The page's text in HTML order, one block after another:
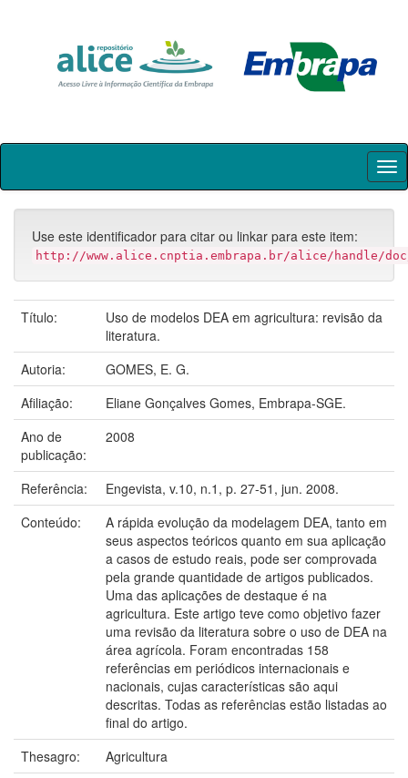
Skip
Use este identificador para citar ou linkar para este item:
http://www.alice.cnptia.embrapa.br/alice/handle/
Título:
Uso de modelos DEA em agricultura: revisão da
literatura.
Autoria:
GOMES, E. G.
Afiliação:
Eliane Gonçalves Gomes, Embrapa-SGE.
Ano de
publicação:
2008
Referência:
Engevista, v.10, n.1, p. 27-51, jun. 2008.
Conteúdo:
A rápida evolução da modelagem DEA, tanto em
seus aspectos teóricos quanto em sua aplicação
a casos de estudo reais, pode ser comprovada
pela grande quantidade de artigos publicados.
Uma das aplicações de destaque é na
agricultura. Este artigo teve como objetivo fazer
uma revisão da literatura sobre o uso de DEA na
área agrícola. Foram encontradas 158
referências em periódicos internacionais e
nacionais, cujas características são aqui
descritas. Todas as referências estão listadas ao
final do artigo.
Thesagro:
Agricultura